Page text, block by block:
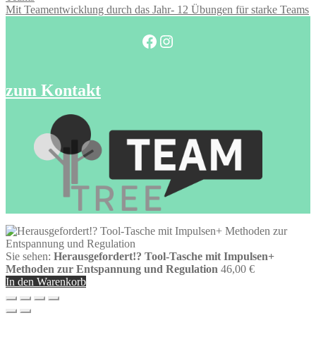
Mit Teamentwicklung durch das Jahr- 12 Übungen für starke Teams
Facebook Instagram
zum Kontakt
Sie sehen: Herausgefordert!? Tool-Tasche mit Impulsen+
Methoden zur Entspannung und Regulation 46,00 €
In den Warenkorb